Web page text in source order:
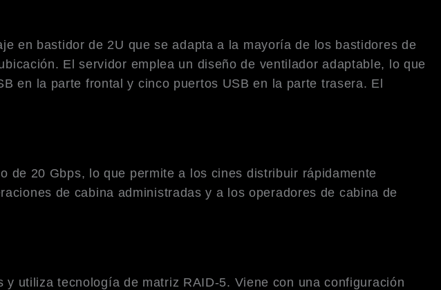
en bastidor de 2U que se adapta a la mayoría de los bastidores de
El servidor emplea un diseño de ventilador adaptable, lo que
en la parte frontal y cinco puertos USB en la parte trasera. El
de 20 Gbps, lo que permite a los cines distribuir rápidamente
de cabina administradas y a los operadores de cabina de
utiliza tecnología de matriz RAID-5. Viene con una configuración